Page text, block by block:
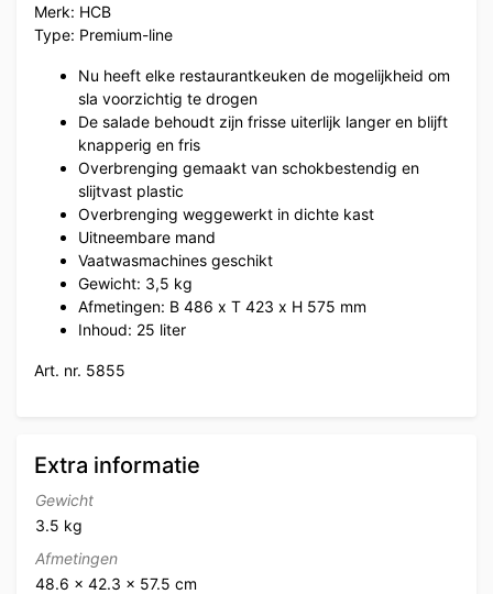
Merk: HCB
Type: Premium-line
Nu heeft elke restaurantkeuken de mogelijkheid om
sla voorzichtig te drogen
De salade behoudt zijn frisse uiterlijk langer en blijft
knapperig en fris
Overbrenging gemaakt van schokbestendig en
slijtvast plastic
Overbrenging weggewerkt in dichte kast
Uitneembare mand
Vaatwasmachines geschikt
Gewicht: 3,5 kg
Afmetingen: B 486 x T 423 x H 575 mm
Inhoud: 25 liter
Art. nr. 5855
Extra informatie
Gewicht
3.5 kg
Afmetingen
48.6 × 42.3 × 57.5 cm